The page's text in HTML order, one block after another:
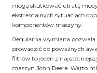
mogą skutkować utratą
ekstremalnych sytuacjach
komponentów maszyny.
Regularna wymiana
prowadzić do poważnych
filtrów to jeden z
maszyn John Deere. Warto